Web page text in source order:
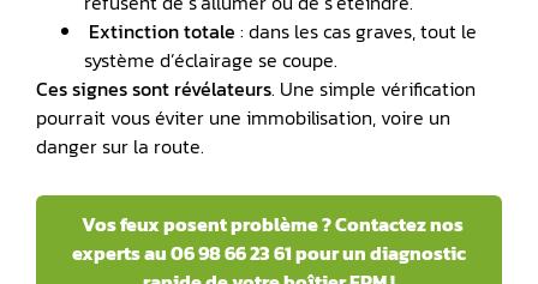
Extinction totale : dans les cas graves, tout le
système d’éclairage se coupe.
Ces signes sont révélateurs. Une simple vérification
pourrait vous éviter une immobilisation, voire un
danger sur la route.
Vos feux posent problème ? Contactez nos
experts au 06 98 66 23 61 pour un diagnostic